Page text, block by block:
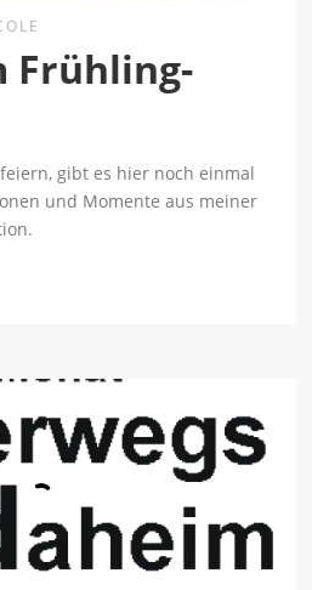
Frühling-
gibt es hier noch einmal
und Momente aus meiner